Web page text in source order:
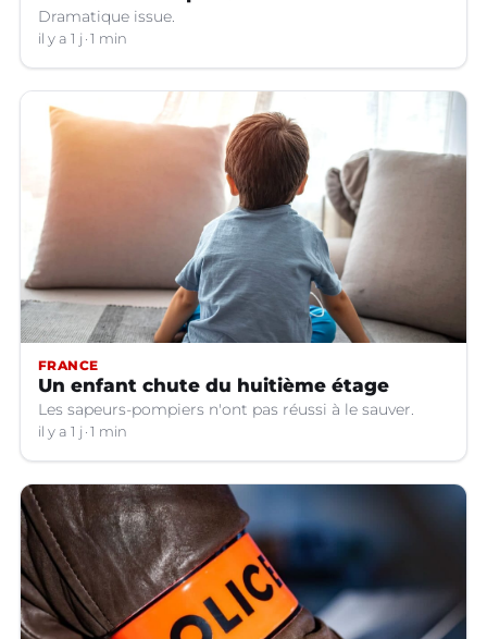
Dramatique issue.
il y a 1 j 1 min
FRANCE
Un enfant chute du huitième étage
Les sapeurs-pompiers n'ont pas réussi à le sauver.
il y a 1 j 1 min